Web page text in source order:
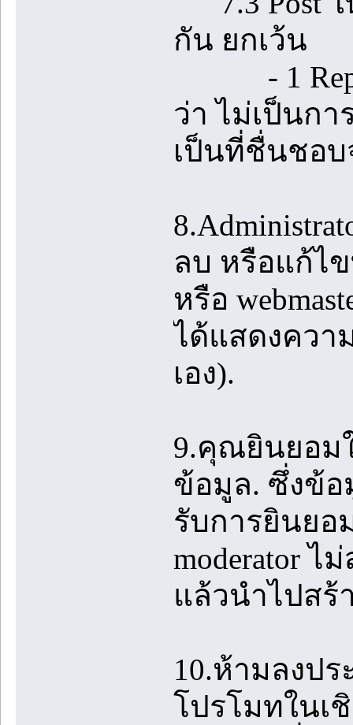
กัน ยกเว้น
- 1 Reply
ว่า ไม่เป็นก
เป็นที่ชื่นชอบ
ลบ หรือแก้ไข
หรือ
ได้แสดงควา
เอง).
9.คุณยินยอม
ข้อมูล. ซึ่งข้อ
รับการยินยอ
moderator
แล้วนำไปสร้
10.ห้ามลงป
โปรโมทในเ